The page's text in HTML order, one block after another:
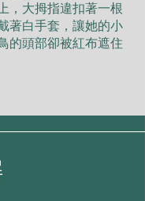
，⼤拇指違扣著⼀根
著⽩⼿套，讓她的⼩
的頭部卻被紅布遮住